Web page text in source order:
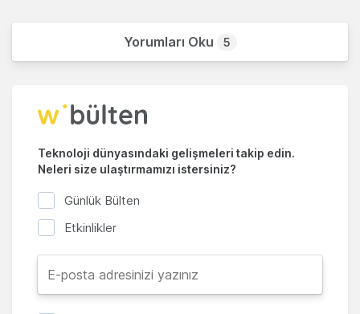
Yorumları Oku 5
Teknoloji dünyasındaki gelişmeleri takip edin.
Neleri size ulaştırmamızı istersiniz?
Günlük Bülten
Etkinlikler